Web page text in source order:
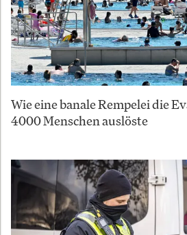
Wie eine banale Rempelei die
4000 Menschen auslöste